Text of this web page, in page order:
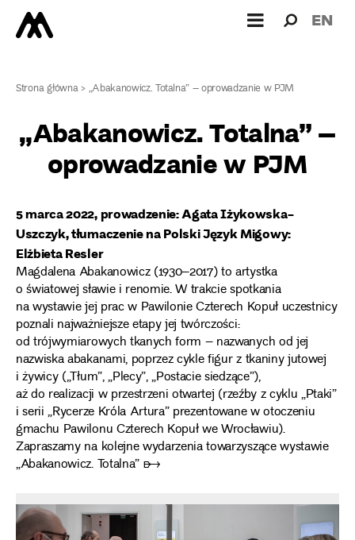
dla: EN
Strona główna>„Abakanowicz. Totalna” – oprowadzanie w PJM
„Abakanowicz. Totalna” –
oprowadzanie w PJM
5 marca 2022, prowadzenie: Agata Iżykowska-
Uszczyk, tłumaczenie na Polski Język Migowy:
Elżbieta Resler
Magdalena Abakanowicz (1930–2017) to artystka
o światowej sławie i renomie. W trakcie spotkania
na wystawie jej prac w Pawilonie Czterech Kopuł uczestnicy
poznali najważniejsze etapy jej twórczości:
od trójwymiarowych tkanych form – nazwanych od jej
nazwiska abakanami, poprzez cykle figur z tkaniny jutowej
i żywicy („Tłum”, „Plecy”, „Postacie siedzące”),
aż do realizacji w przestrzeni otwartej (rzeźby z cyklu „Ptaki”
i serii „Rycerze Króla Artura” prezentowane w otoczeniu
gmachu Pawilonu Czterech Kopuł we Wrocławiu).
Zapraszamy na kolejne wydarzenia towarzyszące wystawie
„Abakanowicz. Totalna” ➸